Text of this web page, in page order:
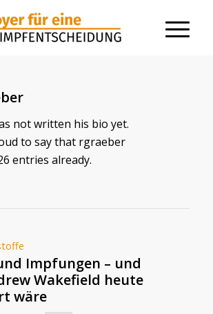
not written his bio yet.
to say that rgraeber
entries already.
Impfungen – und
Wakefield heute
wäre